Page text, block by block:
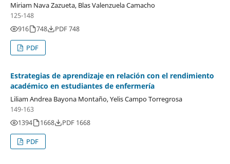
Miriam Nava Zazueta, Blas Valenzuela Camacho
125-148
916
748 PDF 748
PDF
Estrategias de aprendizaje en relación con el rendimiento
académico en estudiantes de enfermería
Liliam Andrea Bayona Montaño, Yelis Campo Torregrosa
149-163
1394
1668 PDF 1668
PDF